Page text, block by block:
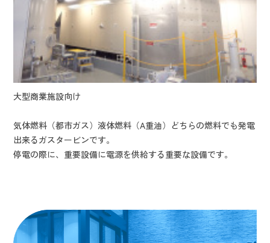
大型商業施設向け
気体燃料（都市ガス）液体燃料（A重油）どちらの燃料でも発電
出来るガスタービンです。
停電の際に、重要設備に電源を供給する重要な設備です。